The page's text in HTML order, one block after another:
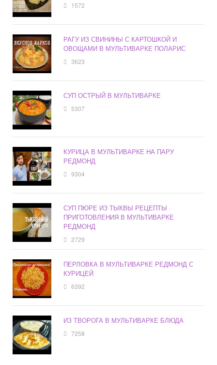
1572
РАГУ ИЗ СВИНИНЫ С КАРТОШКОЙ И
ОВОЩАМИ В МУЛЬТИВАРКЕ ПОЛАРИС
3623
СУП ОСТРЫЙ В МУЛЬТИВАРКЕ
5307
КУРИЦА В МУЛЬТИВАРКЕ НА ПАРУ
РЕДМОНД
9304
СУП ПЮРЕ ИЗ ТЫКВЫ РЕЦЕПТЫ
ПРИГОТОВЛЕНИЯ В МУЛЬТИВАРКЕ
РЕДМОНД
2729
ПЕРЛОВКА В МУЛЬТИВАРКЕ РЕДМОНД С
КУРИЦЕЙ
6392
ИЗ ТВОРОГА В МУЛЬТИВАРКЕ БЛЮДА
7258